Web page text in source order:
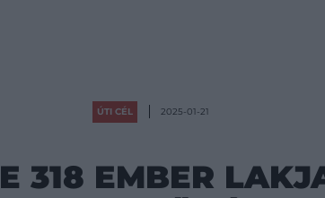
ÚTI CÉL 2025-01-21
318 EMBER